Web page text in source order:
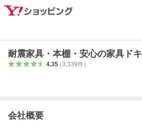
耐震家具・本棚・安心の家具ドキ
4.35（3,339件）
会社概要